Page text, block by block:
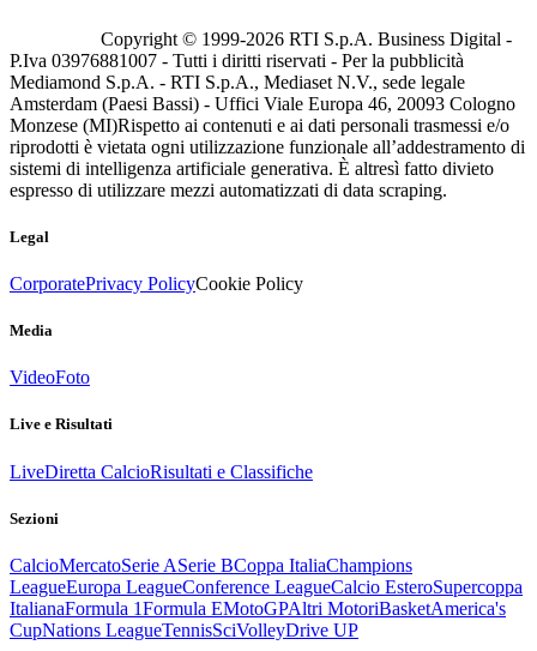
Copyright © 1999-2026 RTI S.p.A. Business Digital -
P.Iva 03976881007 - Tutti i diritti riservati - Per la pubblicità
Mediamond S.p.A. - RTI S.p.A., Mediaset N.V., sede legale
Amsterdam (Paesi Bassi) - Uffici Viale Europa 46, 20093 Cologno
Monzese (MI)Rispetto ai contenuti e ai dati personali trasmessi e/o
riprodotti è vietata ogni utilizzazione funzionale all’addestramento di
sistemi di intelligenza artificiale generativa. È altresì fatto divieto
espresso di utilizzare mezzi automatizzati di data scraping.
Legal
CorporatePrivacy PolicyCookie Policy
Media
VideoFoto
Live e Risultati
LiveDiretta CalcioRisultati e Classifiche
Sezioni
CalcioMercatoSerie ASerie BCoppa ItaliaChampions
LeagueEuropa LeagueConference LeagueCalcio EsteroSupercoppa
ItalianaFormula 1Formula EMotoGPAltri MotoriBasketAmerica's
CupNations LeagueTennisSciVolleyDrive UP